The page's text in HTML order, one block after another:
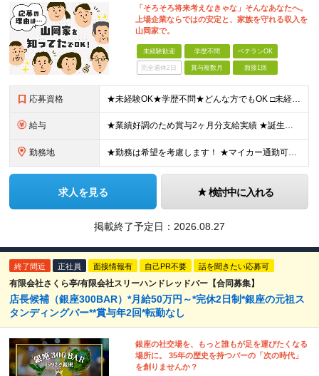
「そろそろ将来考えなきゃな」そんなあなたへ。
上場企業ならではの安定と、家族を守れる収入を
山岡家で。
未経験歓迎 学歴不問 ベテランOK
完全週休2日 賞与複数月 面接1回
応募資格 ★未経験OK★学歴不問★どんな方でもOK □未経験・第二新卒・フリーター □ブランクがある方 □転職回数が気になる方 □飲食業界にチャレンジしたい方 「やってみたい」という気持ちがあれば、皆さん大
給与 ★業績好調のため賞与2ヶ月分支給実績 ★誕生日手当など手当充実 ★年2回昇給チャンス有＆入社1年で店長昇格可 ★残業代全額支給（1分単位で支給） 【週休3日制の場合】 月給25万8,960円以上（固
勤務地 ★勤務は希望を考慮します！ ★マイカー通勤可（駐車場完備） ★全国の各店舗で募集中！続々出店予定！ ～国内300店舗、47都道府県への展開を目標に出店中！～ ▼積極採用地域▼ ・中部（富山、石川、
求人を見る 検討中に入れる
掲載終了予定日： 2026.08.27
終了間近 正社員 面接情報有 自己PR不要 話を聞きたい応募可
有限会社さくら亭/有限会社スリーハンドレッドバー【合同募集】
店長候補（銀座300BAR）*月給50万円～*完休2日制*銀座の元祖ス
タンディングバー**賞与年2回*転勤なし
銀座の社交場を、もっと誰もが足を運びたくなる
場所に。 35年の歴史を持つバーの「次の時代」
を創りませんか？